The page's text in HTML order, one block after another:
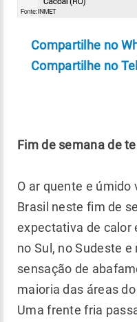
Compartilhe no
Compartilhe no
Fim de semana de
O ar quente e
Brasil neste fim de
expectativa de calor
no Sul, no Sudeste
sensação de
maioria das áreas
Uma frente fria